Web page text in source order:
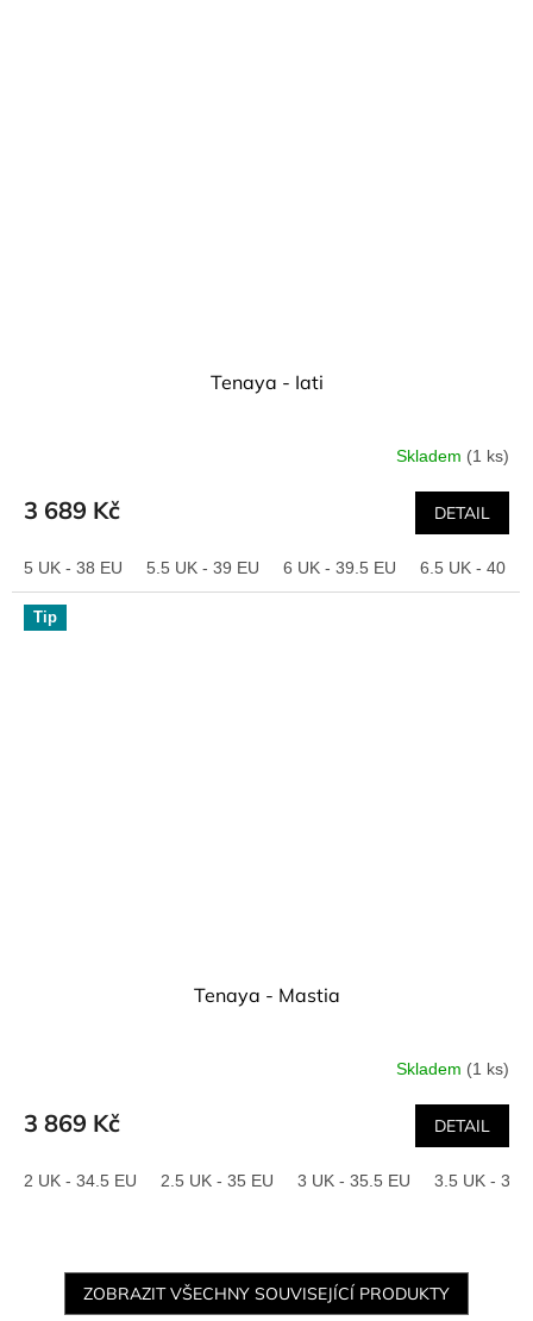
Tenaya - Iati
Skladem (1 ks)
3 689 Kč DETAIL
5 UK - 38 EU 5.5 UK - 39 EU 6 UK - 39.5 EU 6.5 UK - 40 EU
Tip
Tenaya - Mastia
Skladem (1 ks)
3 869 Kč DETAIL
2 UK - 34.5 EU 2.5 UK - 35 EU 3 UK - 35.5 EU 3.5 UK -
ZOBRAZIT VŠECHNY SOUVISEJÍCÍ PRODUKTY